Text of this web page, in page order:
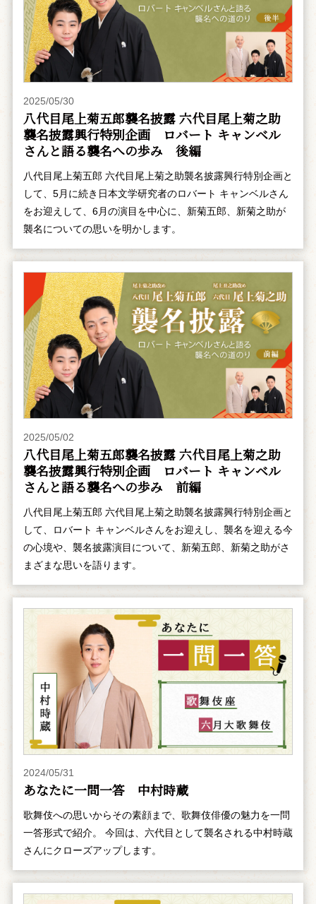
2025/05/30
八代目尾上菊五郎襲名披露 六代目尾上菊之助
襲名披露興行特別企画 ――ロバート キャンベル
さんと語る襲名への歩み 後編
八代目尾上菊五郎 六代目尾上菊之助襲名披露興行特別企画と
して、5月に続き日本文学研究者のロバート キャンベルさん
をお迎えして、6月の演目を中心に、新菊五郎、新菊之助が
襲名についての思いを明かします。
2025/05/02
八代目尾上菊五郎襲名披露 六代目尾上菊之助
襲名披露興行特別企画 ――ロバート キャンベル
さんと語る襲名への歩み 前編
八代目尾上菊五郎 六代目尾上菊之助襲名披露興行特別企画と
して、ロバート キャンベルさんをお迎えし、襲名を迎える今
の心境や、襲名披露演目について、新菊五郎、新菊之助がさ
まざまな思いを語ります。
2024/05/31
あなたに一問一答 中村時蔵
歌舞伎への思いからその素顔まで、歌舞伎俳優の魅力を一問
一答形式で紹介。 今回は、六代目として襲名される中村時蔵
さんにクローズアップします。